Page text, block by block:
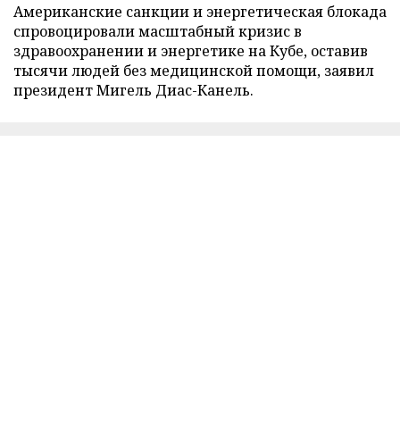
Американские санкции и энергетическая блокада
спровоцировали масштабный кризис в
здравоохранении и энергетике на Кубе, оставив
тысячи людей без медицинской помощи, заявил
президент Мигель Диас-Канель.